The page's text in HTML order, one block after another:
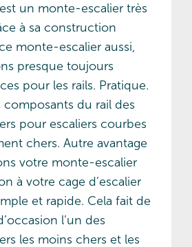
un monte-escalier très
à sa construction
monte-escalier aussi,
presque toujours
pour les rails. Pratique.
composants du rail des
pour escaliers courbes
chers. Autre avantage
votre monte-escalier
à votre cage d’escalier
et rapide. Cela fait de
l’un des
les moins chers et les